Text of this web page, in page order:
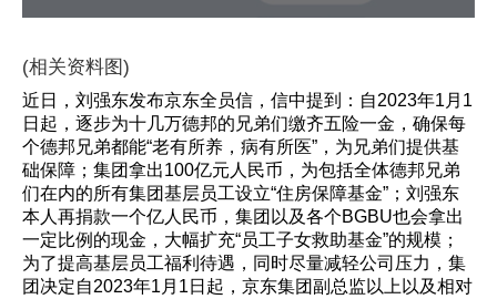
(相关资料图)
近日，刘强东发布京东全员信，信中提到：自2023年1月1
日起，逐步为十几万德邦的兄弟们缴齐五险一金，确保每
个德邦兄弟都能“老有所养，病有所医”，为兄弟们提供基
础保障；集团拿出100亿元人民币，为包括全体德邦兄弟
们在内的所有集团基层员工设立“住房保障基金”；刘强东
本人再捐款一个亿人民币，集团以及各个BGBU也会拿出
一定比例的现金，大幅扩充“员工子女救助基金”的规模；
为了提高基层员工福利待遇，同时尽量减轻公司压力，集
团决定自2023年1月1日起，京东集团副总监以上以及相对